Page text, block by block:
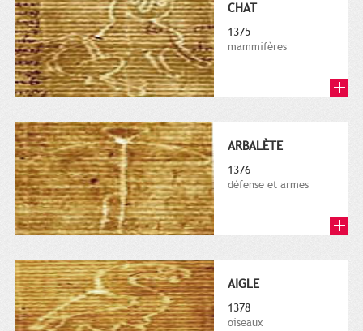
CHAT
1375
mammifères
ARBALÈTE
1376
défense et armes
AIGLE
1378
oiseaux